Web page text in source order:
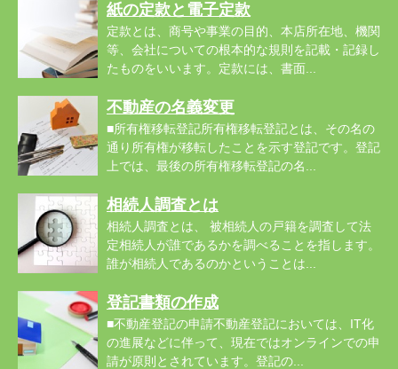
紙の定款と電子定款
定款とは、商号や事業の目的、本店所在地、機関
等、会社についての根本的な規則を記載・記録し
たものをいいます。定款には、書面...
不動産の名義変更
■所有権移転登記所有権移転登記とは、その名の
通り所有権が移転したことを示す登記です。登記
上では、最後の所有権移転登記の名...
相続人調査とは
相続人調査とは、 被相続人の戸籍を調査して法
定相続人が誰であるかを調べることを指します。
誰が相続人であるのかということは...
登記書類の作成
■不動産登記の申請不動産登記においては、IT化
の進展などに伴って、現在ではオンラインでの申
請が原則とされています。登記の...